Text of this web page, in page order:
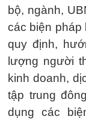
bộ, ngành,
các biện pháp
quy định,
lượng người
kinh doanh,
tập trung
dụng các